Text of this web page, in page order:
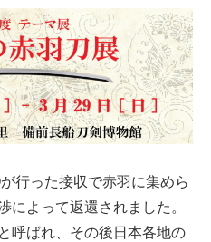
行った接収で赤羽に集めら
によって返還されました。
呼ばれ、その後日本各地の